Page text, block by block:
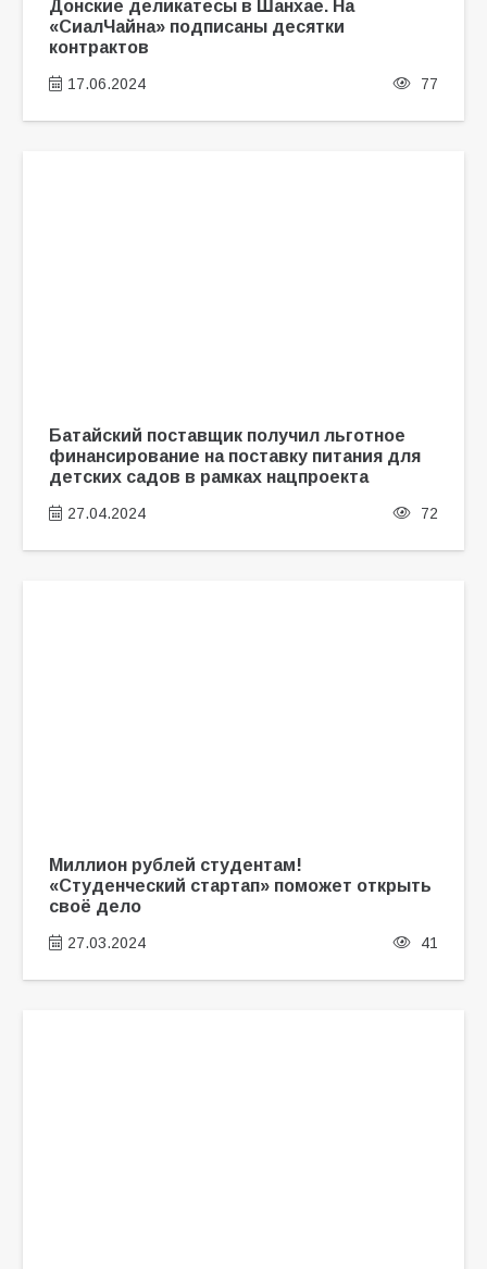
Донские деликатесы в Шанхае. На
«СиалЧайна» подписаны десятки
контрактов
17.06.2024 77
Батайский поставщик получил льготное
финансирование на поставку питания для
детских садов в рамках нацпроекта
27.04.2024 72
Миллион рублей студентам!
«Студенческий стартап» поможет открыть
своё дело
27.03.2024 41